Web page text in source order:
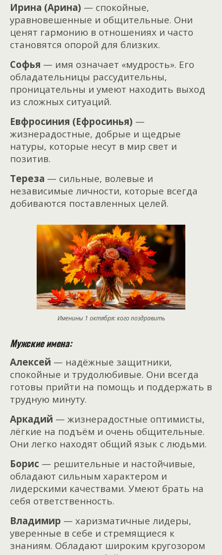
Ирина (Арина) — спокойные,
уравновешенные и общительные. Они
ценят гармонию в отношениях и часто
становятся опорой для близких.
Софья — имя означает «мудрость». Его
обладательницы рассудительны,
проницательны и умеют находить выход
из сложных ситуаций.
Евфросиния (Ефросинья) —
жизнерадостные, добрые и щедрые
натуры, которые несут в мир свет и
позитив.
Тереза — сильные, волевые и
независимые личности, которые всегда
добиваются поставленных целей.
Именины 1 октября: кого поздравить
Мужские имена:
Алексей — надёжные защитники,
спокойные и трудолюбивые. Они всегда
готовы прийти на помощь и поддержать в
трудную минуту.
Аркадий — жизнерадостные оптимисты,
лёгкие на подъём и очень общительные.
Они легко находят общий язык с людьми.
Борис — решительные и настойчивые,
обладают сильным характером и
лидерскими качествами. Умеют брать на
себя ответственность.
Владимир — харизматичные лидеры,
уверенные в себе и стремящиеся к
знаниям. Обладают широким кругозором